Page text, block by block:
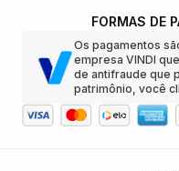
FORMAS DE
Os pagamentos
empresa VINDI
de antifraude que
patrimônio, você